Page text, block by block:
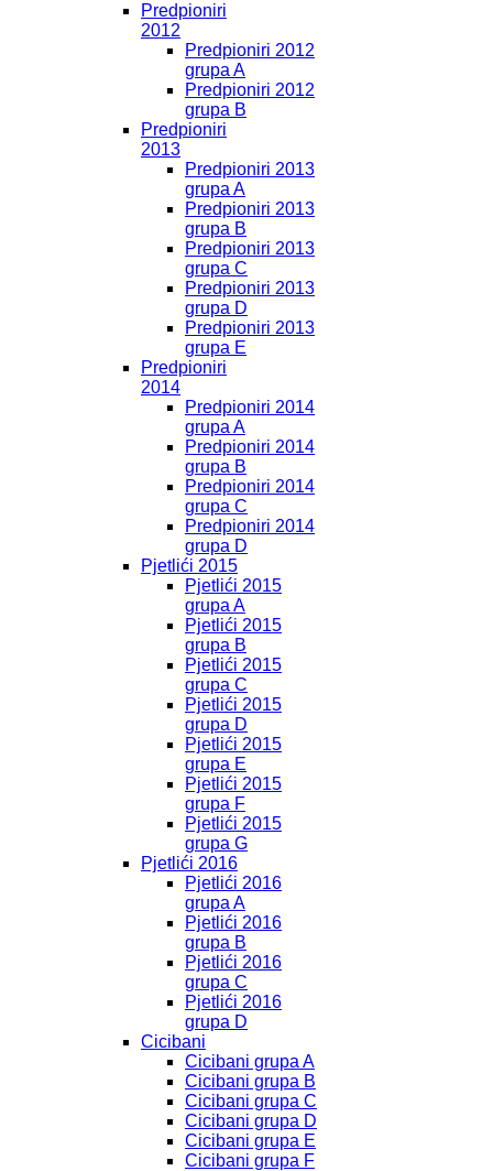
Predpioniri
2012
Predpioniri 2012
grupa A
Predpioniri 2012
grupa B
Predpioniri
2013
Predpioniri 2013
grupa A
Predpioniri 2013
grupa B
Predpioniri 2013
grupa C
Predpioniri 2013
grupa D
Predpioniri 2013
grupa E
Predpioniri
2014
Predpioniri 2014
grupa A
Predpioniri 2014
grupa B
Predpioniri 2014
grupa C
Predpioniri 2014
grupa D
Pjetlići 2015
Pjetlići 2015
grupa A
Pjetlići 2015
grupa B
Pjetlići 2015
grupa C
Pjetlići 2015
grupa D
Pjetlići 2015
grupa E
Pjetlići 2015
grupa F
Pjetlići 2015
grupa G
Pjetlići 2016
Pjetlići 2016
grupa A
Pjetlići 2016
grupa B
Pjetlići 2016
grupa C
Pjetlići 2016
grupa D
Cicibani
Cicibani grupa A
Cicibani grupa B
Cicibani grupa C
Cicibani grupa D
Cicibani grupa E
Cicibani grupa F